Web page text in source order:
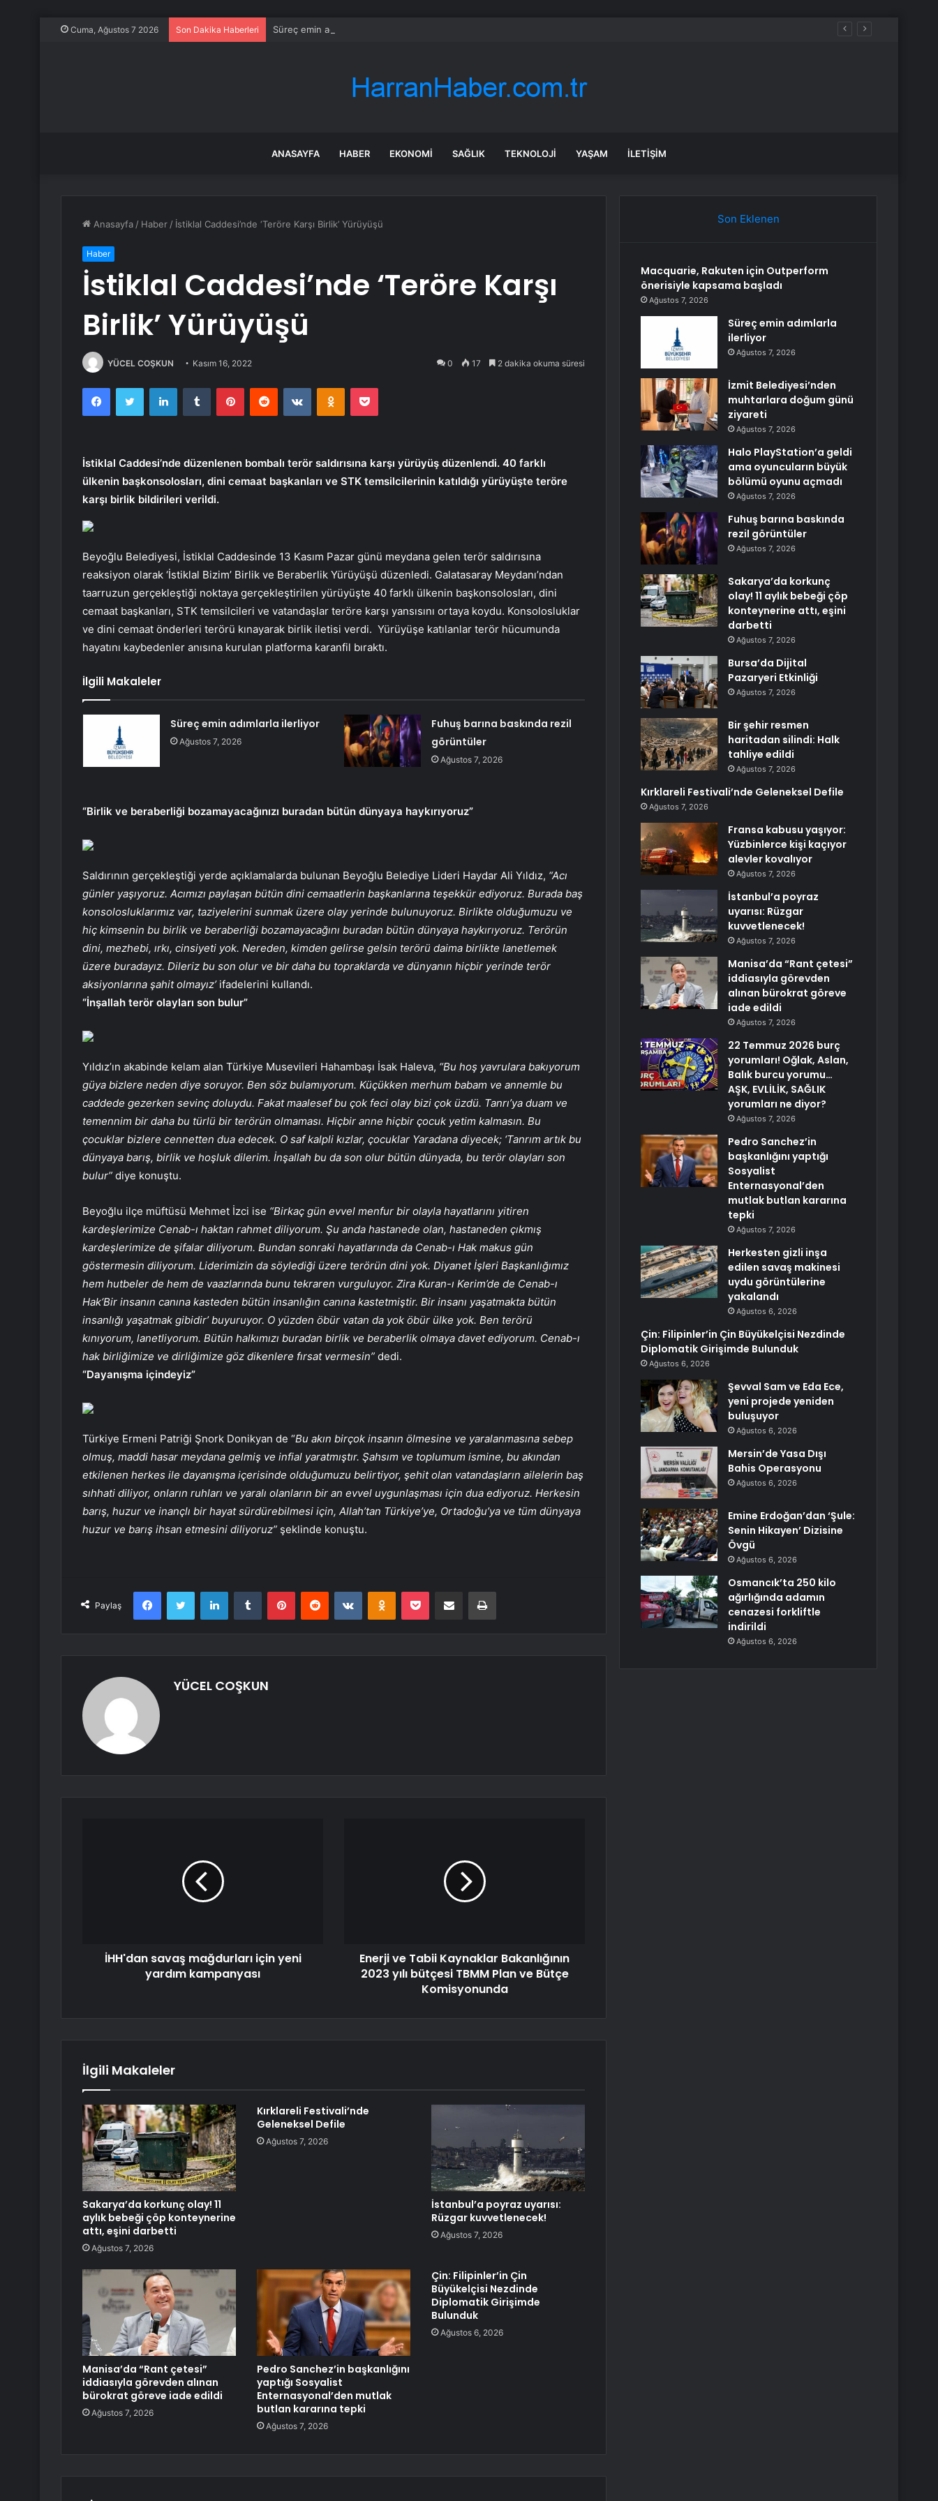
Cuma, Ağustos 7 2026 Son Dakika Haberleri Süreç emin adımlarla ilerliyor
ANASAYFA HABER EKONOMI SAĞLIK TEKNOLOJI YAŞAM İLETIŞIM
Anasayfa / Haber / İstiklal Caddesi’nde ‘Teröre Karşı Birlik’ Yürüyüşü
Haber
İstiklal Caddesi’nde ‘Teröre Karşı
Birlik’ Yürüyüşü
YÜCEL COŞKUN Kasım 16, 2022 0 17 2 dakika okuma süresi
FacebookTwitter LinkedInTumblr PinterestReddit VKontakteOdnoklassniki
Pocket
İstiklal Caddesi’nde düzenlenen bombalı terör saldırısına karşı yürüyüş düzenlendi. 40 farklı
ülkenin başkonsolosları, dini cemaat başkanları ve STK temsilcilerinin katıldığı yürüyüşte teröre
karşı birlik bildirileri verildi.
Beyoğlu Belediyesi, İstiklal Caddesinde 13 Kasım Pazar günü meydana gelen terör saldırısına
reaksiyon olarak ‘İstiklal Bizim’ Birlik ve Beraberlik Yürüyüşü düzenledi. Galatasaray Meydanı’ndan
taarruzun gerçekleştiği noktaya gerçekleştirilen yürüyüşte 40 farklı ülkenin başkonsolosları, dini
cemaat başkanları, STK temsilcileri ve vatandaşlar teröre karşı yansısını ortaya koydu. Konsolosluklar
ve dini cemaat önderleri terörü kınayarak birlik iletisi verdi. Yürüyüşe katılanlar terör hücumunda
hayatını kaybedenler anısına kurulan platforma karanfil bıraktı.
İlgili Makaleler
Süreç emin adımlarla ilerliyor
Ağustos 7, 2026
Fuhuş barına baskında rezil
görüntüler
Ağustos 7, 2026
“Birlik ve beraberliği bozamayacağınızı buradan bütün dünyaya haykırıyoruz”
Saldırının gerçekleştiği yerde açıklamalarda bulunan Beyoğlu Belediye Lideri Haydar Ali Yıldız, “Acı
günler yaşıyoruz. Acımızı paylaşan bütün dini cemaatlerin başkanlarına teşekkür ediyoruz. Burada baş
konsolosluklarımız var, taziyelerini sunmak üzere olay yerinde bulunuyoruz. Birlikte olduğumuzu ve
hiç kimsenin bu birlik ve beraberliği bozamayacağını buradan bütün dünyaya haykırıyoruz. Terörün
dini, mezhebi, ırkı, cinsiyeti yok. Nereden, kimden gelirse gelsin terörü daima birlikte lanetlemek
üzere buradayız. Dileriz bu son olur ve bir daha bu topraklarda ve dünyanın hiçbir yerinde terör
aksiyonlarına şahit olmayız’ifadelerini kullandı.
“İnşallah terör olayları son bulur”
Yıldız’ın akabinde kelam alan Türkiye Musevileri Hahambaşı İsak Haleva, “Bu hoş yavrulara bakıyorum
güya bizlere neden diye soruyor. Ben söz bulamıyorum. Küçükken merhum babam ve annemle bu
caddede gezerken sevinç doluydu. Fakat maalesef bu çok feci olay bizi çok üzdü. Tanrı’ya duam ve
temennim bir daha bu türlü bir terörün olmaması. Hiçbir anne hiçbir çocuk yetim kalmasın. Bu
çocuklar bizlere cennetten dua edecek. O saf kalpli kızlar, çocuklar Yaradana diyecek; ‘Tanrım artık bu
dünyaya barış, birlik ve hoşluk dilerim. İnşallah bu da son olur bütün dünyada, bu terör olayları son
bulur” diye konuştu.
Beyoğlu ilçe müftüsü Mehmet İzci ise “Birkaç gün evvel menfur bir olayla hayatlarını yitiren
kardeşlerimize Cenab-ı haktan rahmet diliyorum. Şu anda hastanede olan, hastaneden çıkmış
kardeşlerimize de şifalar diliyorum. Bundan sonraki hayatlarında da Cenab-ı Hak makus gün
göstermesin diliyorum. Liderimizin da söylediği üzere terörün dini yok. Diyanet İşleri Başkanlığımız
hem hutbeler de hem de vaazlarında bunu tekraren vurguluyor. Zira Kuran-ı Kerim’de de Cenab-ı
Hak‘Bir insanın canına kasteden bütün insanlığın canına kastetmiştir. Bir insanı yaşatmakta bütün
insanlığı yaşatmak gibidir’ buyuruyor. O yüzden öbür vatan da yok öbür ülke yok. Ben terörü
kınıyorum, lanetliyorum. Bütün halkımızı buradan birlik ve beraberlik olmaya davet ediyorum. Cenab-ı
hak birliğimize ve dirliğimize göz dikenlere fırsat vermesin” dedi.
“Dayanışma içindeyiz”
Türkiye Ermeni Patriği Şnork Donikyan de “Bu akın birçok insanın ölmesine ve yaralanmasına sebep
olmuş, maddi hasar meydana gelmiş ve infial yaratmıştır. Şahsım ve toplumum ismine, bu akından
etkilenen herkes ile dayanışma içerisinde olduğumuzu belirtiyor, şehit olan vatandaşların ailelerin baş
sıhhati diliyor, onların ruhları ve yaralı olanların bir an evvel uygunlaşması için dua ediyoruz. Herkesin
barış, huzur ve inançlı bir hayat sürdürebilmesi için, Allah’tan Türkiye’ye, Ortadoğu’ya ve tüm dünyaya
huzur ve barış ihsan etmesini diliyoruz” şeklinde konuştu.
Paylaş
FacebookTwitter LinkedInTumblr PinterestReddit VKontakteOdnoklassniki
Pocket E-Posta ile paylaş Yazdır
YÜCEL COŞKUN
İHH'dan savaş mağdurları için yeni
yardım kampanyası
Enerji ve Tabii Kaynaklar Bakanlığının
2023 yılı bütçesi TBMM Plan ve Bütçe
Komisyonunda
İlgili Makaleler
Sakarya’da korkunç olay! 11
aylık bebeği çöp konteynerine
attı, eşini darbetti
Ağustos 7, 2026
Kırklareli Festivali’nde
Geleneksel Defile
Ağustos 7, 2026
İstanbul’a poyraz uyarısı:
Rüzgar kuvvetlenecek!
Ağustos 7, 2026
Manisa’da “Rant çetesi”
iddiasıyla görevden alınan
bürokrat göreve iade edildi
Ağustos 7, 2026
Pedro Sanchez’in başkanlığını
yaptığı Sosyalist
Enternasyonal’den mutlak
butlan kararına tepki
Ağustos 7, 2026
Çin: Filipinler’in Çin
Büyükelçisi Nezdinde
Diplomatik Girişimde
Bulunduk
Ağustos 6, 2026
Son Eklenen
Macquarie, Rakuten için Outperform
önerisiyle kapsama başladı
Ağustos 7, 2026
Süreç emin adımlarla
ilerliyor
Ağustos 7, 2026
İzmit Belediyesi’nden
muhtarlara doğum günü
ziyareti
Ağustos 7, 2026
Halo PlayStation’a geldi
ama oyuncuların büyük
bölümü oyunu açmadı
Ağustos 7, 2026
Fuhuş barına baskında
rezil görüntüler
Ağustos 7, 2026
Sakarya’da korkunç
olay! 11 aylık bebeği çöp
konteynerine attı, eşini
darbetti
Ağustos 7, 2026
Bursa’da Dijital
Pazaryeri Etkinliği
Ağustos 7, 2026
Bir şehir resmen
haritadan silindi: Halk
tahliye edildi
Ağustos 7, 2026
Kırklareli Festivali’nde Geleneksel Defile
Ağustos 7, 2026
Fransa kabusu yaşıyor:
Yüzbinlerce kişi kaçıyor
alevler kovalıyor
Ağustos 7, 2026
İstanbul’a poyraz
uyarısı: Rüzgar
kuvvetlenecek!
Ağustos 7, 2026
Manisa’da “Rant çetesi”
iddiasıyla görevden
alınan bürokrat göreve
iade edildi
Ağustos 7, 2026
22 Temmuz 2026 burç
yorumları! Oğlak, Aslan,
Balık burcu yorumu…
AŞK, EVLİLİK, SAĞLIK
yorumları ne diyor?
Ağustos 7, 2026
Pedro Sanchez’in
başkanlığını yaptığı
Sosyalist
Enternasyonal’den
mutlak butlan kararına
tepki
Ağustos 7, 2026
Herkesten gizli inşa
edilen savaş makinesi
uydu görüntülerine
yakalandı
Ağustos 6, 2026
Çin: Filipinler’in Çin Büyükelçisi Nezdinde
Diplomatik Girişimde Bulunduk
Ağustos 6, 2026
Şevval Sam ve Eda Ece,
yeni projede yeniden
buluşuyor
Ağustos 6, 2026
Mersin’de Yasa Dışı
Bahis Operasyonu
Ağustos 6, 2026
Emine Erdoğan’dan ‘Şule:
Senin Hikayen’ Dizisine
Övgü
Ağustos 6, 2026
Osmancık’ta 250 kilo
ağırlığında adamın
cenazesi forkliftle
indirildi
Ağustos 6, 2026